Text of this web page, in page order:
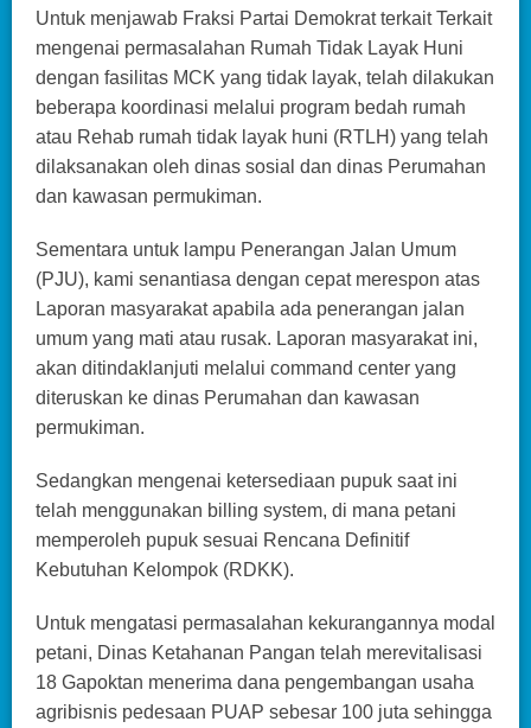
Untuk menjawab Fraksi Partai Demokrat terkait Terkait
mengenai permasalahan Rumah Tidak Layak Huni
dengan fasilitas MCK yang tidak layak, telah dilakukan
beberapa koordinasi melalui program bedah rumah
atau Rehab rumah tidak layak huni (RTLH) yang telah
dilaksanakan oleh dinas sosial dan dinas Perumahan
dan kawasan permukiman.
Sementara untuk lampu Penerangan Jalan Umum
(PJU), kami senantiasa dengan cepat merespon atas
Laporan masyarakat apabila ada penerangan jalan
umum yang mati atau rusak. Laporan masyarakat ini,
akan ditindaklanjuti melalui command center yang
diteruskan ke dinas Perumahan dan kawasan
permukiman.
Sedangkan mengenai ketersediaan pupuk saat ini
telah menggunakan billing system, di mana petani
memperoleh pupuk sesuai Rencana Definitif
Kebutuhan Kelompok (RDKK).
Untuk mengatasi permasalahan kekurangannya modal
petani, Dinas Ketahanan Pangan telah merevitalisasi
18 Gapoktan menerima dana pengembangan usaha
agribisnis pedesaan PUAP sebesar 100 juta sehingga